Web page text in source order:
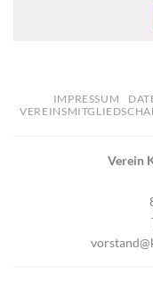
IMPRESSUM
Verein